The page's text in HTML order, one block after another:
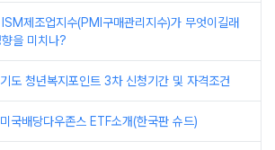
제조업지수(PMI구매관리지수)가 무엇이길래
을 미치나?
도 청년복지포인트 3차 신청기간 및 자격조건
국배당다우존스 ETF소개(한국판 슈드)